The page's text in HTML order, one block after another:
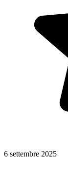
6 settembre 2025